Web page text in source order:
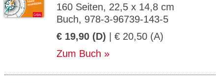
160 Seiten, 22,5 x 14,8 cm
Buch, 978-3-96739-143-5
€ 19,90 (D) | € 20,50 (A)
Zum Buch